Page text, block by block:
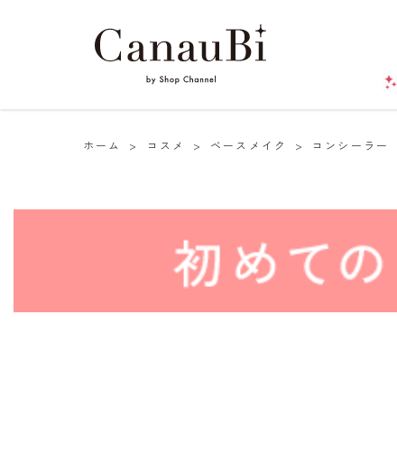
ホーム > コスメ > ベースメイク > コンシーラー